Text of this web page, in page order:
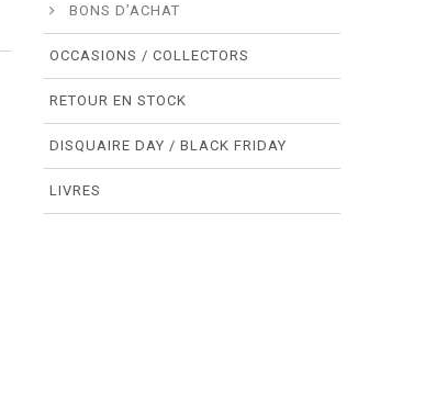
BONS D’ACHAT
OCCASIONS / COLLECTORS
RETOUR EN STOCK
DISQUAIRE DAY / BLACK FRIDAY
LIVRES